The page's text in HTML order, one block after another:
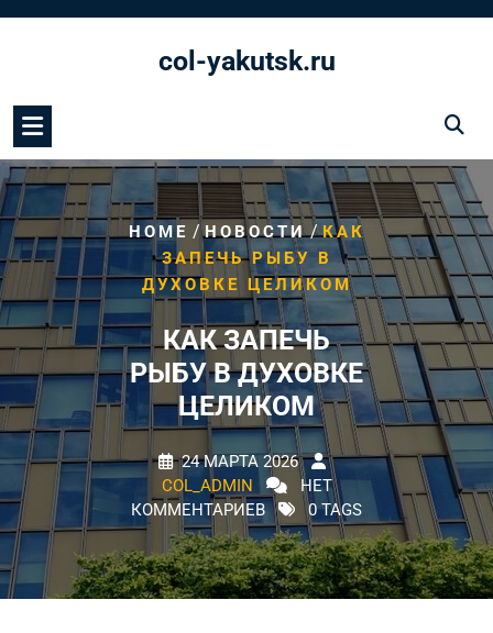
col-yakutsk.ru
HOME /НОВОСТИ/КАК
ЗАПЕЧЬ РЫБУ В
ДУХОВКЕ ЦЕЛИКОМ
КАК ЗАПЕЧЬ
РЫБУ В ДУХОВКЕ
ЦЕЛИКОМ
24 МАРТА 2026
COL_ADMIN
НЕТ
КОММЕНТАРИЕВ
0 TAGS